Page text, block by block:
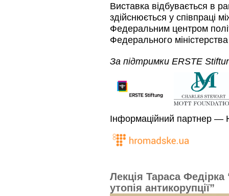
Виставка відбувається в
здійснюється у співпраці
Федеральним центром
Федерального
За підтримки ERSTE
Інформаційний партнер —
Лекція Тараса Федірка
утопія антикорупції”